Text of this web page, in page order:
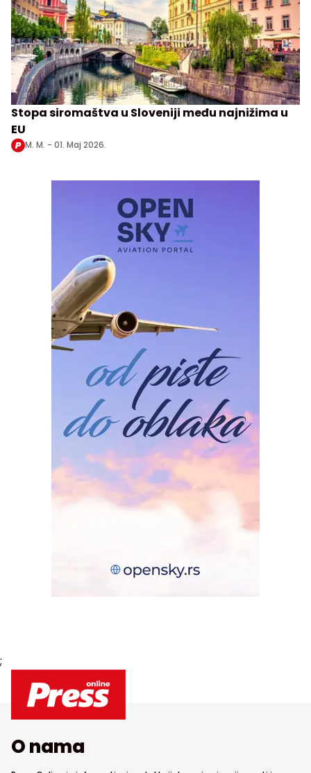
Stopa siromaštva u Sloveniji među najnižima u
EU
M. M. - 01. Maj 2026.
;
O nama